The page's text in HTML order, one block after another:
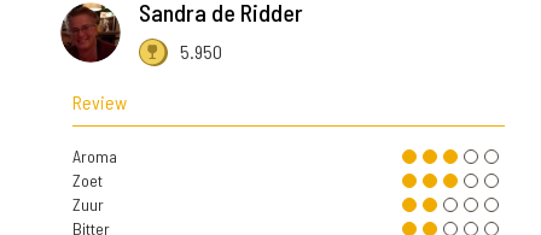
Sandra de Ridder
5.950
Review
Aroma
Zoet
Zuur
Bitter